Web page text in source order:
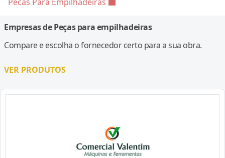
Empresas de Peças para empilhadeiras
Compare e escolha o fornecedor certo para a sua obra.
VER PRODUTOS